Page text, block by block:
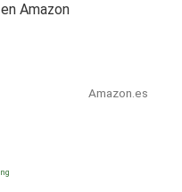
Amazon
Amazon.es